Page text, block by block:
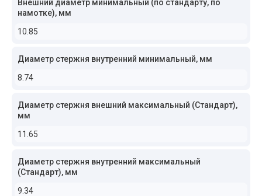
Внешний диаметр минимальный (по стандарту, по
намотке), мм
10.85
Диаметр стержня внутренний минимальный, мм
8.74
Диаметр стержня внешний максимальный (Стандарт),
мм
11.65
Диаметр стержня внутренний максимальный
(Стандарт), мм
9.34